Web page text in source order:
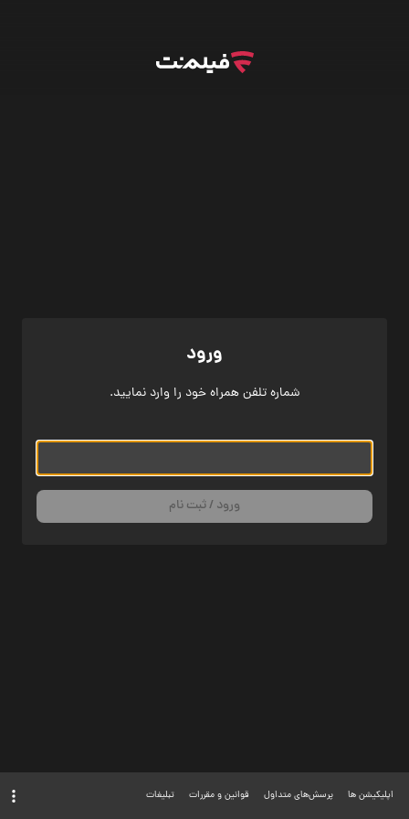
ورود
شماره تلفن همراه خود را وارد نمایید.
ورود / ثبت نام
اپلیکیشن ها پرسش‌های متداول قوانین و مقررات تبلیغات